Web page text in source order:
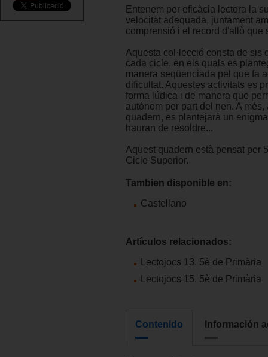
Entenem per eficàcia lectora la
velocitat adequada, juntament
comprensió i el record d'allò que
Aquesta col·lecció consta de sis
cada cicle, en els quals es
manera seqüenciada pel que fa
dificultat. Aquestes activitats es
forma lúdica i de manera que
autònom per part del nen. A
quadern, es plantejarà un
hauran de resoldre...
Aquest quadern està pensat per
Cicle Superior.
Tambien disponible en:
Castellano
Artículos relacionados:
Lectojocs 13. 5è de Primària
Lectojocs 15. 5è de Primària
Contenido Información